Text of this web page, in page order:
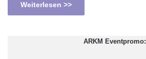
Weiterlesen >>
ARKM Eventpromo: